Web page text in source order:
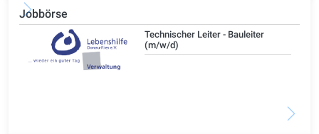
Jobbörse
Technischer Leiter - Bauleiter
(m/w/d)